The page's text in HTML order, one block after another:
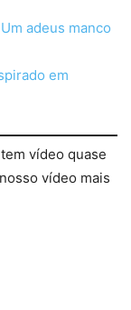
adeus manco
em
vídeo quase
vídeo mais